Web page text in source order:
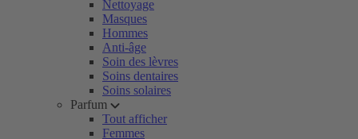
Nettoyage
Masques
Hommes
Anti-âge
Soin des lèvres
Soins dentaires
Soins solaires
Parfum
Tout afficher
Femmes